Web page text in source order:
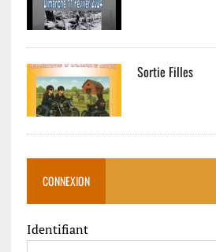
Sortie Filles
CONNEXION
Identifiant